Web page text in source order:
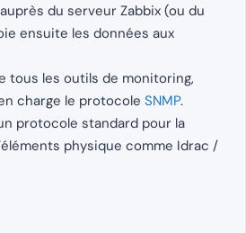
du serveur Zabbix (ou du
ensuite les données aux
tous les outils de monitoring,
charge le protocole SNMP.
protocole standard pour la
physique comme Idrac /